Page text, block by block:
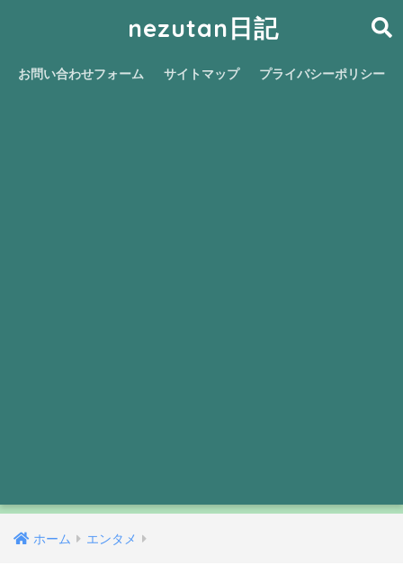
nezutan日記
お問い合わせフォーム サイトマップ プライバシーポリシー
ホーム エンタメ